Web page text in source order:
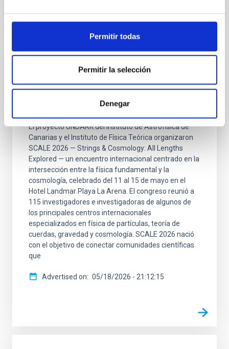
Permitir todas
Permitir la selección
Denegar
SCALE 2026 convierte Tenerife en
la física fundamental
El proyecto UNDARK del Instituto de Astrofísica de
Canarias y el Instituto de Física Teórica organizaron
SCALE 2026 — Strings & Cosmology: All Lengths
Explored — un encuentro internacional centrado en la
intersección entre la física fundamental y la
cosmología, celebrado del 11 al 15 de mayo en el
Hotel Landmar Playa La Arena. El congreso reunió a
115 investigadores e investigadoras de algunos de
los principales centros internacionales
especializados en física de partículas, teoría de
cuerdas, gravedad y cosmología. SCALE 2026 nació
con el objetivo de conectar comunidades científicas
que
Advertised on 05/18/2026 - 21:12:15